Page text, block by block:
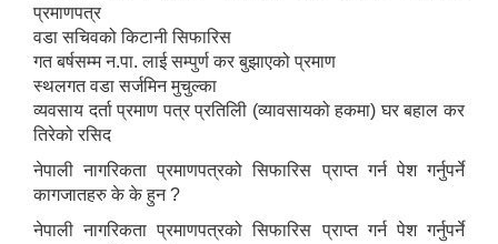
प्रमाणपत्र
वडा सचिवको किटानी सिफारिस
गत बर्षसम्म न.पा. लाई सम्पुर्ण कर बुझाएको प्रमाण
स्थलगत वडा सर्जमिन मुचुल्का
व्यवसाय दर्ता प्रमाण पत्र प्रतिलिी (व्यावसायको हकमा) घर बहाल कर
तिरेको रसिद
नेपाली नागरिकता प्रमाणपत्रको सिफारिस प्राप्त गर्न पेश गर्नुपर्ने
कागजातहरु के के हुन ?
नेपाली नागरिकता प्रमाणपत्रको सिफारिस प्राप्त गर्न पेश गर्नुपर्ने